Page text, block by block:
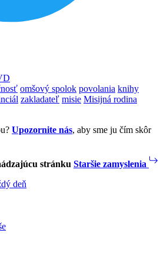
omšový spolok povolania knihy
zakladateľ misie Misijná rodina
Upozornite nás, aby sme ju čím skôr
stránku Staršie zamyslenia
deň